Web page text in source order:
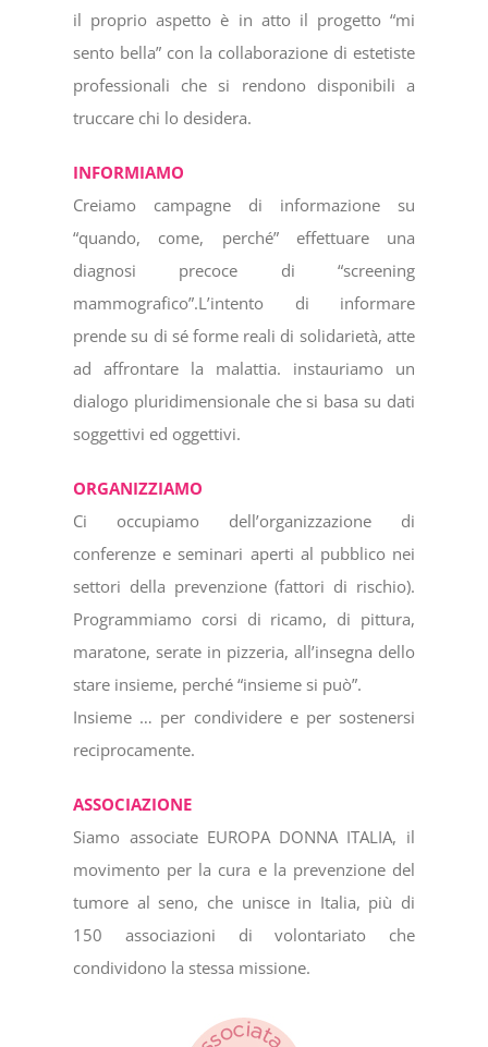
il proprio aspetto è in atto il progetto “mi
sento bella” con la collaborazione di estetiste
professionali che si rendono disponibili a
truccare chi lo desidera.
INFORMIAMO
Creiamo campagne di informazione su
“quando, come, perché” effettuare una
diagnosi precoce di “screening
mammografico”.L’intento di informare
prende su di sé forme reali di solidarietà, atte
ad affrontare la malattia. instauriamo un
dialogo pluridimensionale che si basa su dati
soggettivi ed oggettivi.
ORGANIZZIAMO
Ci occupiamo dell’organizzazione di
conferenze e seminari aperti al pubblico nei
settori della prevenzione (fattori di rischio).
Programmiamo corsi di ricamo, di pittura,
maratone, serate in pizzeria, all’insegna dello
stare insieme, perché “insieme si può”.
Insieme … per condividere e per sostenersi
reciprocamente.
ASSOCIAZIONE
Siamo associate EUROPA DONNA ITALIA, il
movimento per la cura e la prevenzione del
tumore al seno, che unisce in Italia, più di
150 associazioni di volontariato che
condividono la stessa missione.